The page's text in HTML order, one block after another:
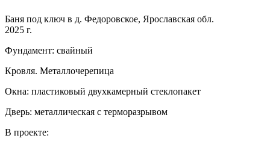
Баня под ключ в д. Федоровское, Ярославская обл.
2025 г.
Фундамент: свайный
Кровля. Металлочерепица
Окна: пластиковый двухкамерный стеклопакет
Дверь: металлическая с терморазрывом
В проекте: